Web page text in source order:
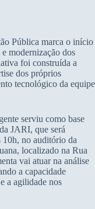
Pública marca o início
modernização dos
foi construída a
dos próprios
tecnológico da equipe
serviu como base
JARI, que será
10h, no auditório da
localizado na Rua
vai atuar na análise
a capacidade
a agilidade nos